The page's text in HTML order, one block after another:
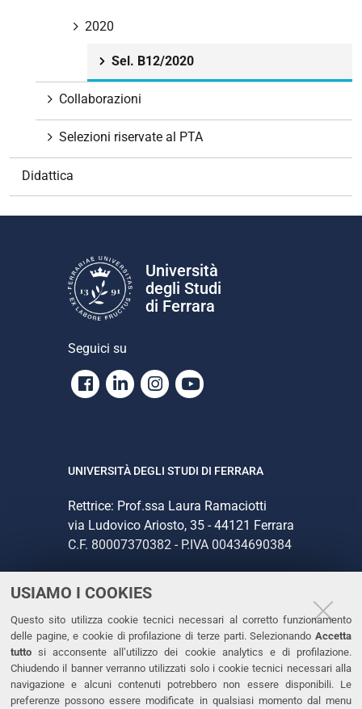
USIAMO I COOKIES
Questo sito utilizza cookie tecnici necessari al corretto funzionamento
delle pagine, e cookie di profilazione di terze parti. Selezionando Accetta
tutto si acconsente all’utilizzo dei cookie analytics e di profilazione.
Chiudendo il banner verranno utilizzati solo i cookie tecnici necessari alla
navigazione e alcuni contenuti potrebbero non essere disponibili. Le
preferenze possono essere modificate in qualsiasi momento dal menu
2020
Sel. B12/2020
Collaborazioni
Selezioni riservate al PTA
Didattica
Università
degli Studi
di Ferrara
Seguici su
Facebook
LinkedinInstagram
Youtube
UNIVERSITÀ DEGLI STUDI DI FERRARA
Rettrice: Prof.ssa Laura Ramaciotti
via Ludovico Ariosto, 35 - 44121 Ferrara
C.F. 80007370382 - P.IVA 00434690384
CONTATTI
Tel. +39 0532 293111
Fax. +39 0532 293031
PEC